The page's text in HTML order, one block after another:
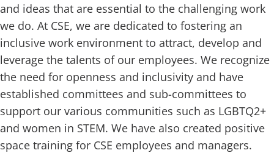
and ideas that are essential to the challenging work
we do. At CSE, we are dedicated to fostering an
inclusive work environment to attract, develop and
leverage the talents of our employees. We recognize
the need for openness and inclusivity and have
established committees and sub-committees to
support our various communities such as LGBTQ2+
and women in STEM. We have also created positive
space training for CSE employees and managers.